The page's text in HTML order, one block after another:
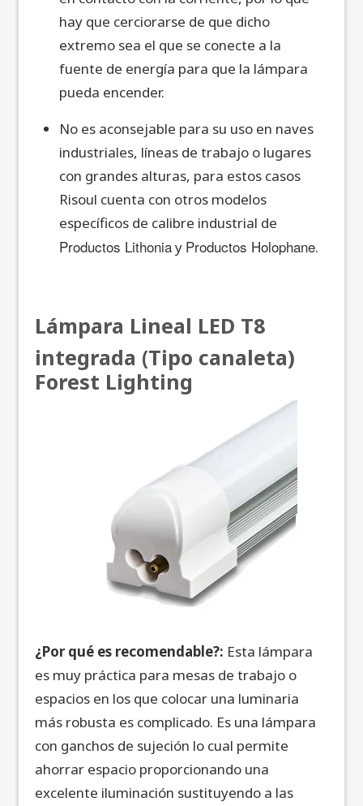
hay que cerciorarse de que dicho
extremo sea el que se conecte a la
fuente de energía para que la lámpara
pueda encender.
No es aconsejable para su uso en naves
industriales, líneas de trabajo o lugares
con grandes alturas, para estos casos
Risoul cuenta con otros modelos
específicos de calibre industrial de
Productos Lithoniay Productos Holophane.
Lámpara Lineal LED T8
integrada (Tipo canaleta)
Forest Lighting
¿Por qué es recomendable?: Esta lámpara
es muy práctica para mesas de trabajo o
espacios en los que colocar una luminaria
más robusta es complicado. Es una lámpara
con ganchos de sujeción lo cual permite
ahorrar espacio proporcionando una
excelente iluminación sustituyendo a las